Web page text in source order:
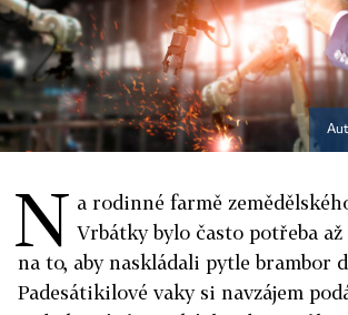
N a rodinné farmě
Vrbátky bylo často potřeba
na to, aby naskládali pytle brambor
Padesátikilové vaky si navzájem